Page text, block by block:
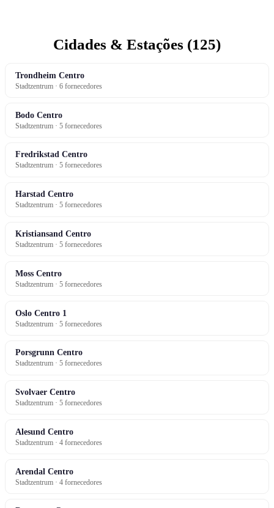
Cidades & Estações (125)
Trondheim Centro
Stadtzentrum · 6 fornecedores
Bodo Centro
Stadtzentrum · 5 fornecedores
Fredrikstad Centro
Stadtzentrum · 5 fornecedores
Harstad Centro
Stadtzentrum · 5 fornecedores
Kristiansand Centro
Stadtzentrum · 5 fornecedores
Moss Centro
Stadtzentrum · 5 fornecedores
Oslo Centro 1
Stadtzentrum · 5 fornecedores
Porsgrunn Centro
Stadtzentrum · 5 fornecedores
Svolvaer Centro
Stadtzentrum · 5 fornecedores
Alesund Centro
Stadtzentrum · 4 fornecedores
Arendal Centro
Stadtzentrum · 4 fornecedores